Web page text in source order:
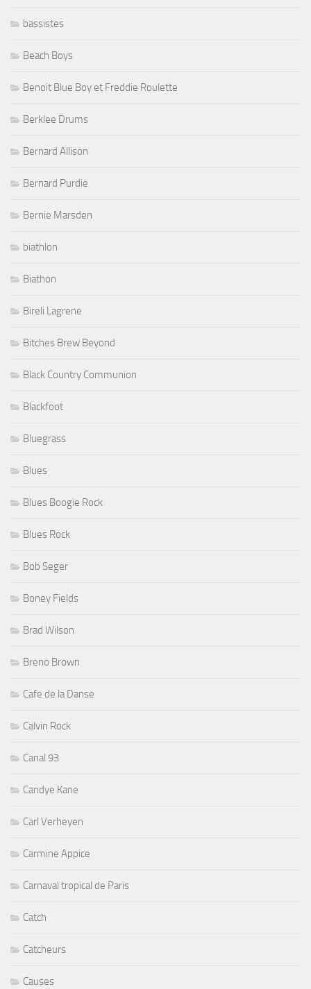
bassistes
Beach Boys
Benoit Blue Boy et Freddie Roulette
Berklee Drums
Bernard Allison
Bernard Purdie
Bernie Marsden
biathlon
Biathon
Bireli Lagrene
Bitches Brew Beyond
Black Country Communion
Blackfoot
Bluegrass
Blues
Blues Boogie Rock
Blues Rock
Bob Seger
Boney Fields
Brad Wilson
Breno Brown
Cafe de la Danse
Calvin Rock
Canal 93
Candye Kane
Carl Verheyen
Carmine Appice
Carnaval tropical de Paris
Catch
Catcheurs
Causes